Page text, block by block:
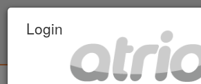
Civil / UPE
Login